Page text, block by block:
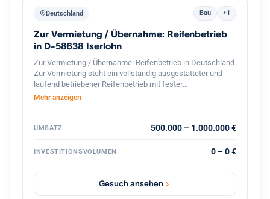
Deutschland Bau +1
Zur Vermietung / Übernahme: Reifenbetrieb
in D-58638 Iserlohn
Zur Vermietung / Übernahme: Reifenbetrieb in Deutschland
Zur Vermietung steht ein vollständig ausgestatteter und
laufend betriebener Reifenbetrieb mit fester
Kundenstruktur und etabliertem Geschäftsbetrieb. Der
ist komplett ausgestattet und sofort betriebsbereit.
Reifenmontage und Service aller Fahrzeugtypen(LKWs
auch Lkw problemlos einfahren können Hebebühnen und
professionelles Equipment für Fahrzeuge Bestehender
Kundenstamm und laufender Geschäftsbetrieb Gute Lage
Mehr anzeigen
UMSATZ 500.000 – 1.000.000 €
INVESTITIONSVOLUMEN 0 – 0 €
Gesuch ansehen